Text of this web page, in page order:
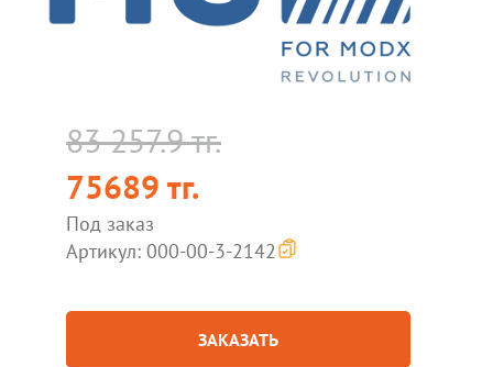
83 257.9 тг.
75689 тг.
Под заказ
Артикул: 000-00-3-2142
ЗАКАЗАТЬ